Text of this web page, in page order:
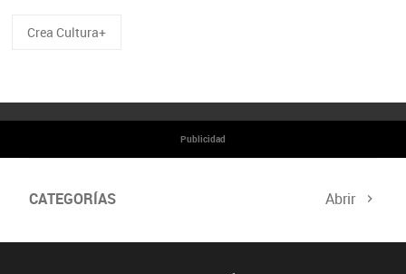
Crea Cultura+
Publicidad
CATEGORÍAS Abrir